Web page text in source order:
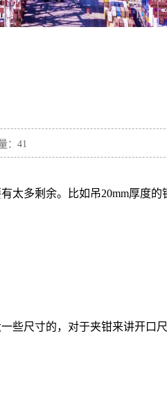
：41
太多剩余。比如吊20mm厚度的
些尺寸的，对于夹钳来讲开口